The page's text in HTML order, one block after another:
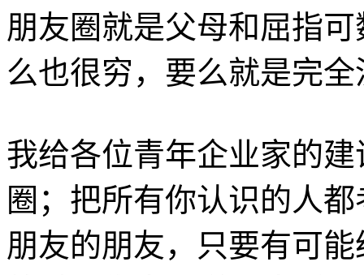
朋友圈就是父母和屈指
么也很穷，要么就是完
我给各位青年企业家的
圈；把所有你认识的人
朋友的朋友，只要有可